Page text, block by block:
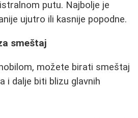
putu. Najbolje je
ujutro ili kasnije popodne.
smeštaj
možete birati smeštaj
i dalje biti blizu glavnih